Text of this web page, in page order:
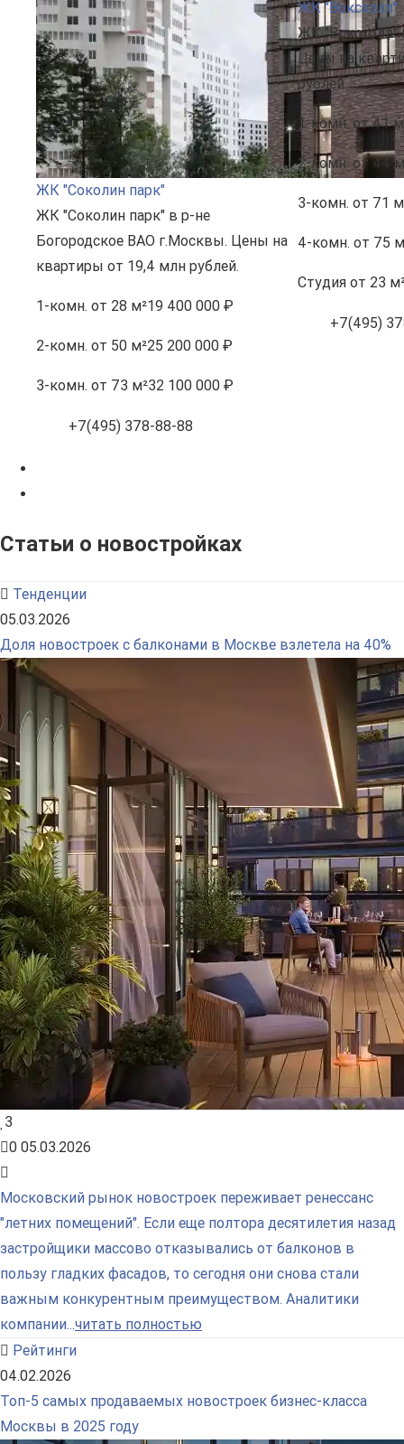
ЖК "Соколин парк"
ЖК "Соколин парк" в р-не
Богородское ВАО г.Москвы. Цены на
квартиры от 19,4 млн рублей.
1-комн. от 28 м²19 400 000 ₽
2-комн. от 50 м²25 200 000 ₽
3-комн. от 73 м²32 100 000 ₽
+7(495) 378-88-88
ЖК "Воксхолл"
ЖК "Воксхолл"
Цены на
рублей.
1-комн.от 41
2-комн. от 44
3-комн. от 71
4-комн. от 75
Студия от 23
+7(495)
Статьи о новостройках
Тенденции
05.03.2026
Доля новостроек с балконами в Москве взлетела на 40%
3
0 05.03.2026
Московский рынок новостроек переживает ренессанс
"летних помещений". Если еще полтора десятилетия назад
застройщики массово отказывались от балконов в
пользу гладких фасадов, то сегодня они снова стали
важным конкурентным преимуществом. Аналитики
компании...читать полностью
Рейтинги
04.02.2026
Топ-5 самых продаваемых новостроек бизнес-класса
Москвы в 2025 году